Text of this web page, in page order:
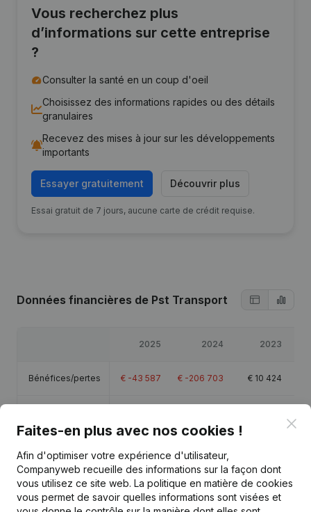
Vous recherchez plus
d’informations sur cette entreprise
?
Consulter la santé en un coup d'oeil
Choisissez des informations rapides ou des détails
granulaires
Recevez des mises à jour sur les développements
importants
Essayer gratuitement Découvrir plus
Essai gratuit de 7 jours, aucune carte de crédit requise.
Données financières de Pst Transport
2025 2024 2023
Bénéfices/pertes € -43 587 € -206 703 € 10 424
Marge brute € 49 326 € 362 948 €407 749
Faites-en plus avec nos cookies !
Afin d'optimiser votre expérience d'utilisateur,
Companyweb recueille des informations sur la façon dont
vous utilisez ce site web. La politique en matière de cookies
vous permet de savoir quelles informations sont visées et